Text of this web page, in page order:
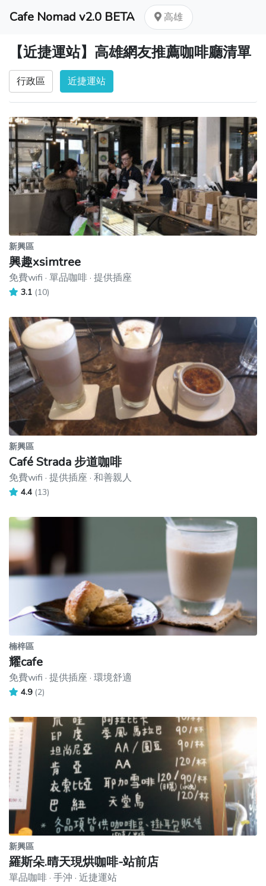
Cafe Nomad v2.0 BETA 高雄
【近捷運站】高雄網友推薦咖啡廳清單
行政區 近捷運站
新興區
興趣xsimtree
免費wifi · 單品咖啡 · 提供插座
3.1 (10)
新興區
Café Strada 步道咖啡
免費wifi · 提供插座 · 和善親人
4.4 (13)
楠梓區
耀cafe
免費wifi · 提供插座 · 環境舒適
4.9 (2)
新興區
羅斯朵.晴天現烘咖啡-站前店
單品咖啡 · 手沖 · 近捷運站